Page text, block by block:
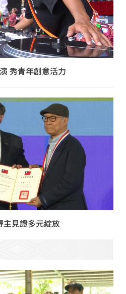
秀青年創意活力
見證多元綻放